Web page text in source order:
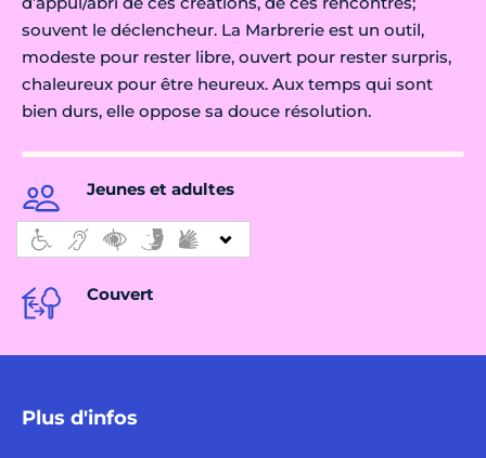
souvent le déclencheur. La Marbrerie est un outil,
modeste pour rester libre, ouvert pour rester surpris,
chaleureux pour être heureux. Aux temps qui sont
bien durs, elle oppose sa douce résolution.
Jeunes et adultes
Couvert
Plus d'infos